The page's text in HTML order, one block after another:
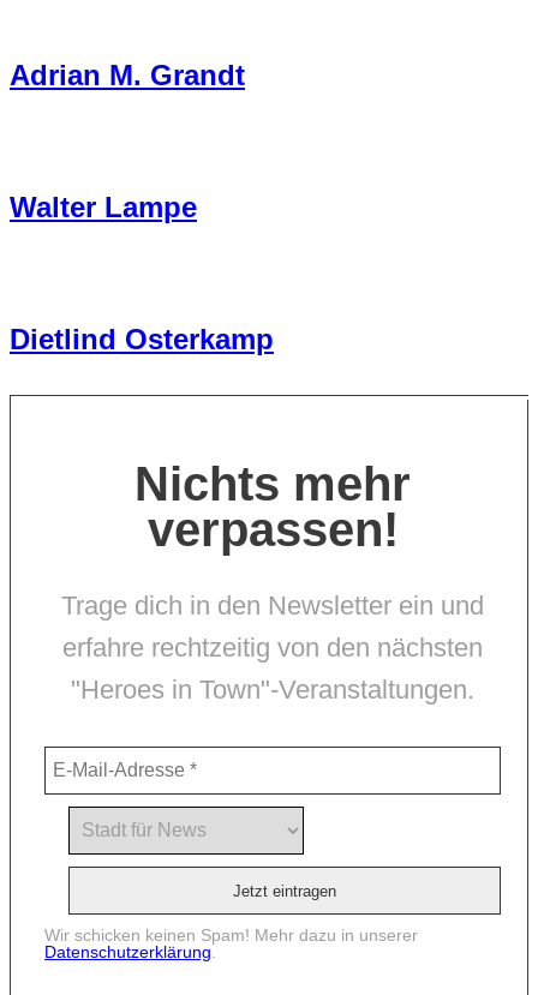
Adrian M. Grandt
Walter Lampe
Dietlind Osterkamp
Nichts mehr
verpassen!
Trage dich in den Newsletter ein und
erfahre rechtzeitig von den nächsten
"Heroes in Town"-Veranstaltungen.
Wir schicken keinen Spam! Mehr dazu in unserer
Datenschutzerklärung